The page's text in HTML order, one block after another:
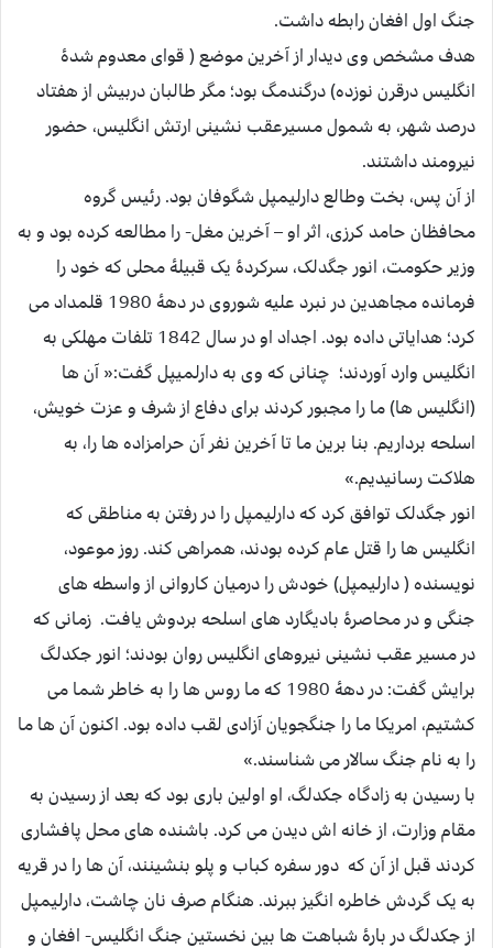
جنگ اول افغان رابطه داشت.
هدف مشخص وی دیدار از آخرین موضع ( قوای معدوم شدۀ
انگلیس درقرن نوزده) درگندمگ بود؛ مگر طالبان دربیش از هفتاد
درصد شهر، به شمول مسیرعقب نشینی ارتش انگلیس، حضور
نیرومند داشتند.
از آن پس، بخت وطالع دارلیمپل شگوفان بود. رئیس گروه
محافظان حامد کرزی، اثر او – آخرین مغل- را مطالعه کرده بود و به
وزیر حکومت، انور جگدلک، سرکردۀ یک قبیلۀ محلی که خود را
فرمانده مجاهدین در نبرد علیه شوروی در دهۀ 1980 قلمداد می
کرد؛ هدایاتی داده بود. اجداد او در سال 1842 تلفات مهلکی به
انگلیس وارد آوردند؛ چنانی که وی به دارلمیپل گفت:« آن ها
(انگلیس ها) ما را مجبور کردند برای دفاع از شرف و عزت خویش،
اسلحه برداریم. بنا برین ما تا آخرین نفر آن حرامزاده ها را، به
هلاکت رسانیدیم.»
انور جگدلک توافق کرد که دارلیمپل را در رفتن به مناطقی که
انگلیس ها را قتل عام کرده بودند، همراهی کند. روز موعود،
نویسنده ( دارلیمپل) خودش را درمیان کاروانی از واسطه های
جنگی و در محاصرۀ بادیگارد های اسلحه بردوش یافت. زمانی که
در مسیر عقب نشینی نیروهای انگلیس روان بودند؛ انور جکدلگ
برایش گفت: در دهۀ 1980 که ما روس ها را به خاطر شما می
کشتیم، امریکا ما را جنگجویان آزادی لقب داده بود. اکنون آن ها ما
را به نام جنگ سالار می شناسند.»
با رسیدن به زادگاه جکدلگ، او اولین باری بود که بعد از رسیدن به
مقام وزارت، از خانه اش دیدن می کرد. باشنده های محل پافشاری
کردند قبل از آن که دور سفره کباب و پلو بنشینند، آن ها را در قریه
به یک گردش خاطره انگیز ببرند. هنگام صرف نان چاشت، دارلیمپل
از جکدلگ در بارۀ شباهت ها بین نخستین جنگ انگلیس- افغان و